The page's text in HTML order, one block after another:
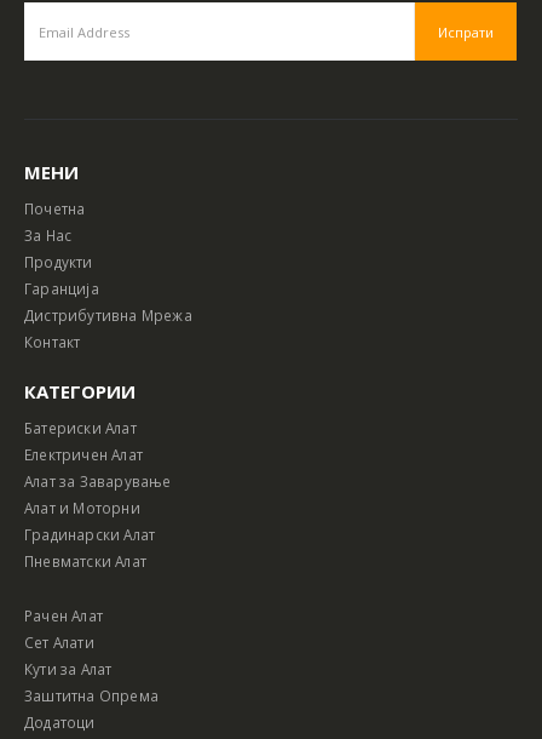
МЕНИ
Почетна
За Нас
Продукти
Гаранција
Дистрибутивна Мрежа
Контакт
КАТЕГОРИИ
Батериски Алат
Електричен Алат
Алат за Заварување
Алат и Моторни
Градинарски Алат
Пневматски Алат
Рачен Алат
Сет Алати
Кути за Алат
Заштитна Опрема
Додатоци